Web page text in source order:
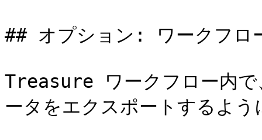
## オプション: ワークフロ
Treasure ワークフロー内で
ータをエクスポートするよう